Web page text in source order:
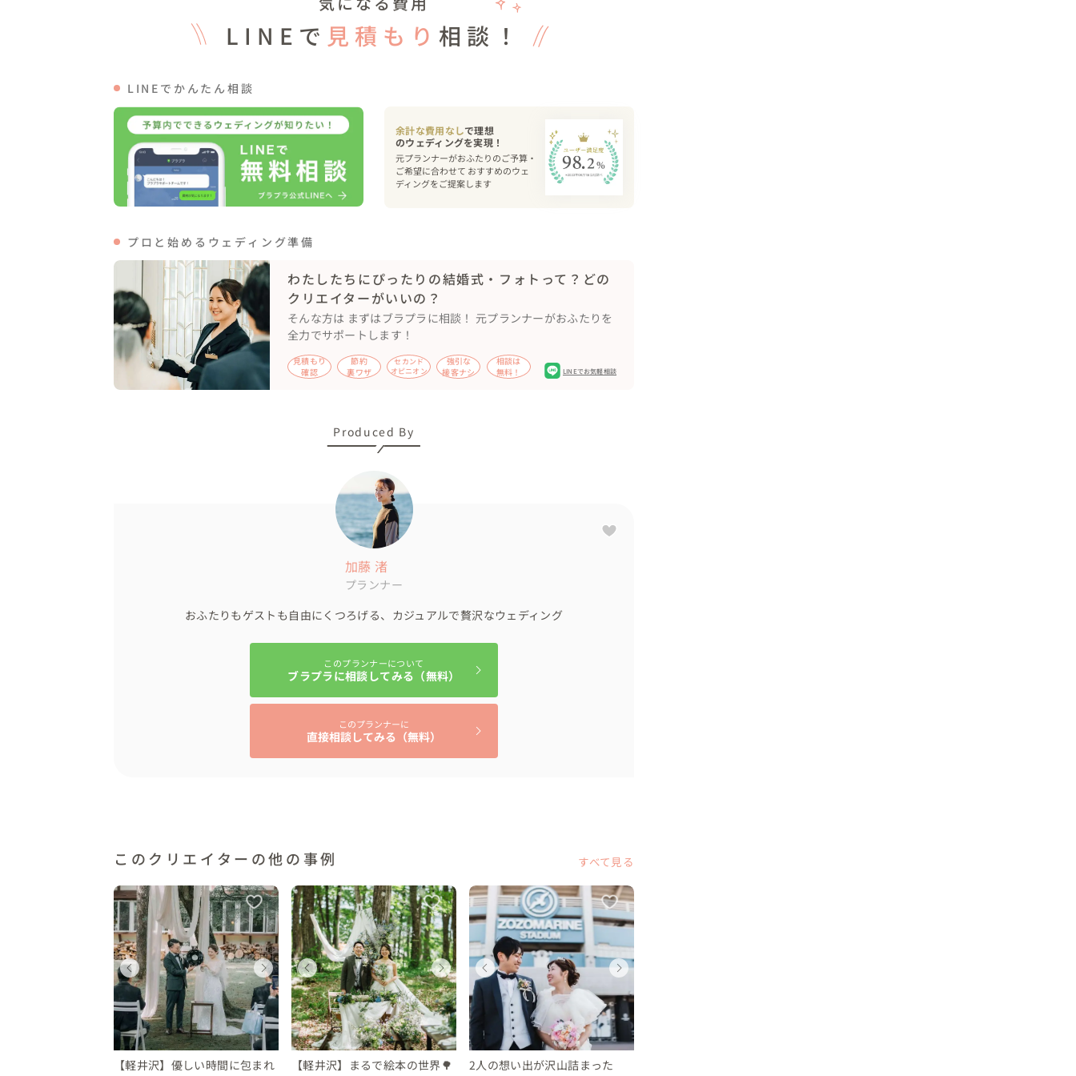
かけがえのない1日を一緒に迎えることが出来て本当に幸せでした！
頼って任せてくださり、本当にありがとうございました🍃
LINEで 見積もり 相談！
LINEでかんたん相談
余計な費用なしで理想
元プランナーがおふたりのご予算・
ご希望に合わせて おすすめのウェ
ディングをご提案します
プロと始めるウェディング準備
わたしたちにぴったりの結婚式・フォトって？どの
クリエイターがいいの？
そんな方は まずはブラプラに相談！ 元プランナーがおふたりを
全力でサポートします！
見積もり
確認
節約
裏ワザ
セカンド
オピニオン
強引な
接客ナシ
相談は
無料！
LINEでお気軽相談
Produced By
加藤 渚
プランナー
おふたりもゲストも自由にくつろげる、カジュアルで贅沢なウェディング
このプランナーについて
ブラプラに相談してみる（無料）
このプランナーに
直接相談してみる（無料）
このクリエイターの他の事例 すべて見る
ウェディング
長野県
150 〜 200 万円
ウェディング
長野県
150 〜 200 万円
ウェディング
長野県
150 〜 200 万円
【軽井沢】優しい時間に包まれ
ウェディング
長野県
250 〜 300 万円
ウェディング
長野県
250 〜 300 万円
ウェディング
長野県
250 〜 300 万円
【軽井沢】まるで絵本の世界🌳
ウェディングフォト
千葉県
28 〜 30 万円
ウェディングフォト
千葉県
28 〜 30 万円
ウェディングフォト
千葉県
28 〜 30 万円
2人の想い出が沢山詰まった